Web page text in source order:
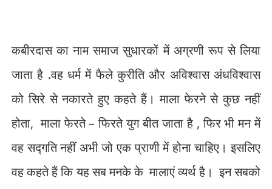
कबीरदास का नाम समाज सुधारकों में अग्रणी रूप से लिया
जाता है .वह धर्म में फैले कुरीति और अविश्वास अंधविश्वास
को सिरे से नकारते हुए कहते हैं। माला फेरने से कुछ नहीं
होता, माला फेरते–फिरते युग बीत जाता है ,फिर भी मन में
वह सद्गति नहीं अभी जो एक प्राणी में होना चाहिए। इसलिए
वह कहते हैं कि यह सब मनके के मालाएं व्यर्थ है। इन सबको